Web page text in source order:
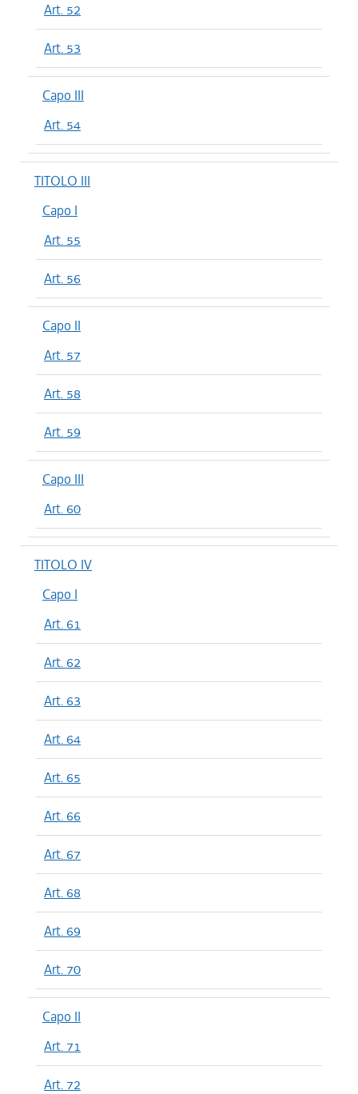
Art. 52
Art. 53
Capo III
Art. 54
TITOLO III
Capo I
Art. 55
Art. 56
Capo II
Art. 57
Art. 58
Art. 59
Capo III
Art. 60
TITOLO IV
Capo I
Art. 61
Art. 62
Art. 63
Art. 64
Art. 65
Art. 66
Art. 67
Art. 68
Art. 69
Art. 70
Capo II
Art. 71
Art. 72